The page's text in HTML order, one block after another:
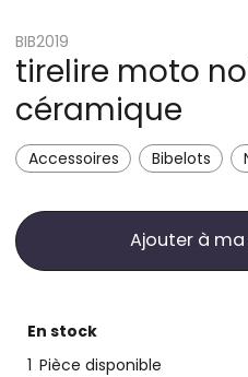
BIB2019
tirelire moto
céramique
Accessoires Bibelots
Ajouter à
En stock
1 Pièce disponible